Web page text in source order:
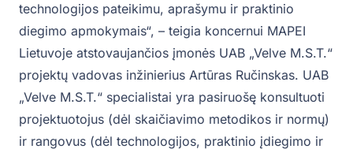
technologijos pateikimu, aprašymu ir praktinio
diegimo apmokymais“, – teigia koncernui MAPEI
Lietuvoje atstovaujančios įmonės UAB „Velve M.S.T.“
projektų vadovas inžinierius Artūras Ručinskas. UAB
„Velve M.S.T.“ specialistai yra pasiruošę konsultuoti
projektuotojus (dėl skaičiavimo metodikos ir normų)
ir rangovus (dėl technologijos, praktinio įdiegimo ir